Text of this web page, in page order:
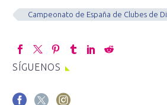
Campeonato de España de Clubes de
SÍGUENOS